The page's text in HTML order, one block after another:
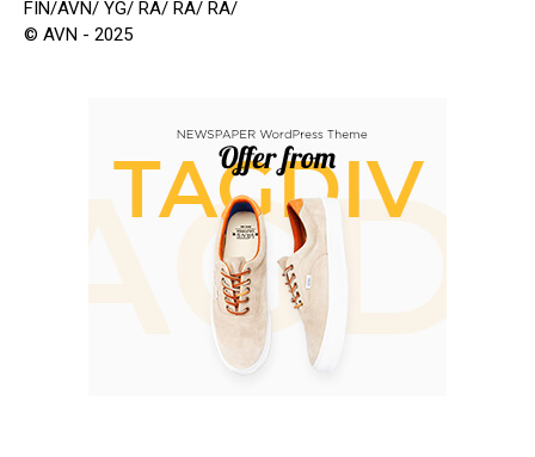
FIN/AVN/ YG/ RA/ RA/ RA/
© AVN - 2025